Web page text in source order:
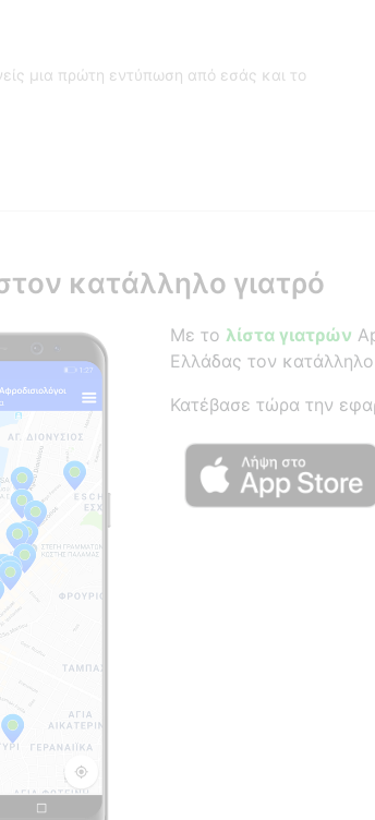
μια πρώτη εντύπωση από εσάς και το
κατάλληλο γιατρό
Με το λίστα γιατρών
Ελλάδας τον κατάλληλο
Κατέβασε τώρα την